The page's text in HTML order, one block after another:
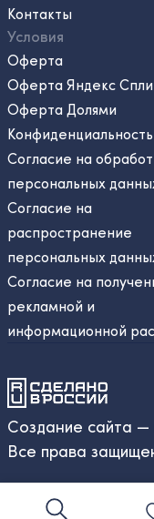
Контакты
Условия
Оферта
Оферта Яндекс
Оферта Долями
Конфиденциальность
Согласие на
персональных
Согласие на
распространение
персональных
Согласие на
рекламной и
информационной
Создание сайта
Все права